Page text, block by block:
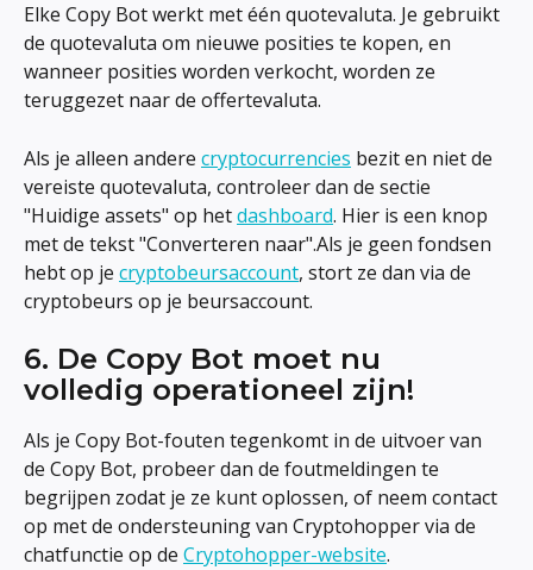
Elke Copy Bot werkt met één quotevaluta. Je gebruikt
de quotevaluta om nieuwe posities te kopen, en
wanneer posities worden verkocht, worden ze
teruggezet naar de offertevaluta.
Als je alleen andere cryptocurrencies bezit en niet de
vereiste quotevaluta, controleer dan de sectie
"Huidige assets" op het dashboard. Hier is een knop
met de tekst "Converteren naar".Als je geen fondsen
hebt op je cryptobeursaccount, stort ze dan via de
cryptobeurs op je beursaccount.
6. De Copy Bot moet nu
volledig operationeel zijn!
Als je Copy Bot-fouten tegenkomt in de uitvoer van
de Copy Bot, probeer dan de foutmeldingen te
begrijpen zodat je ze kunt oplossen, of neem contact
op met de ondersteuning van Cryptohopper via de
chatfunctie op de Cryptohopper-website.